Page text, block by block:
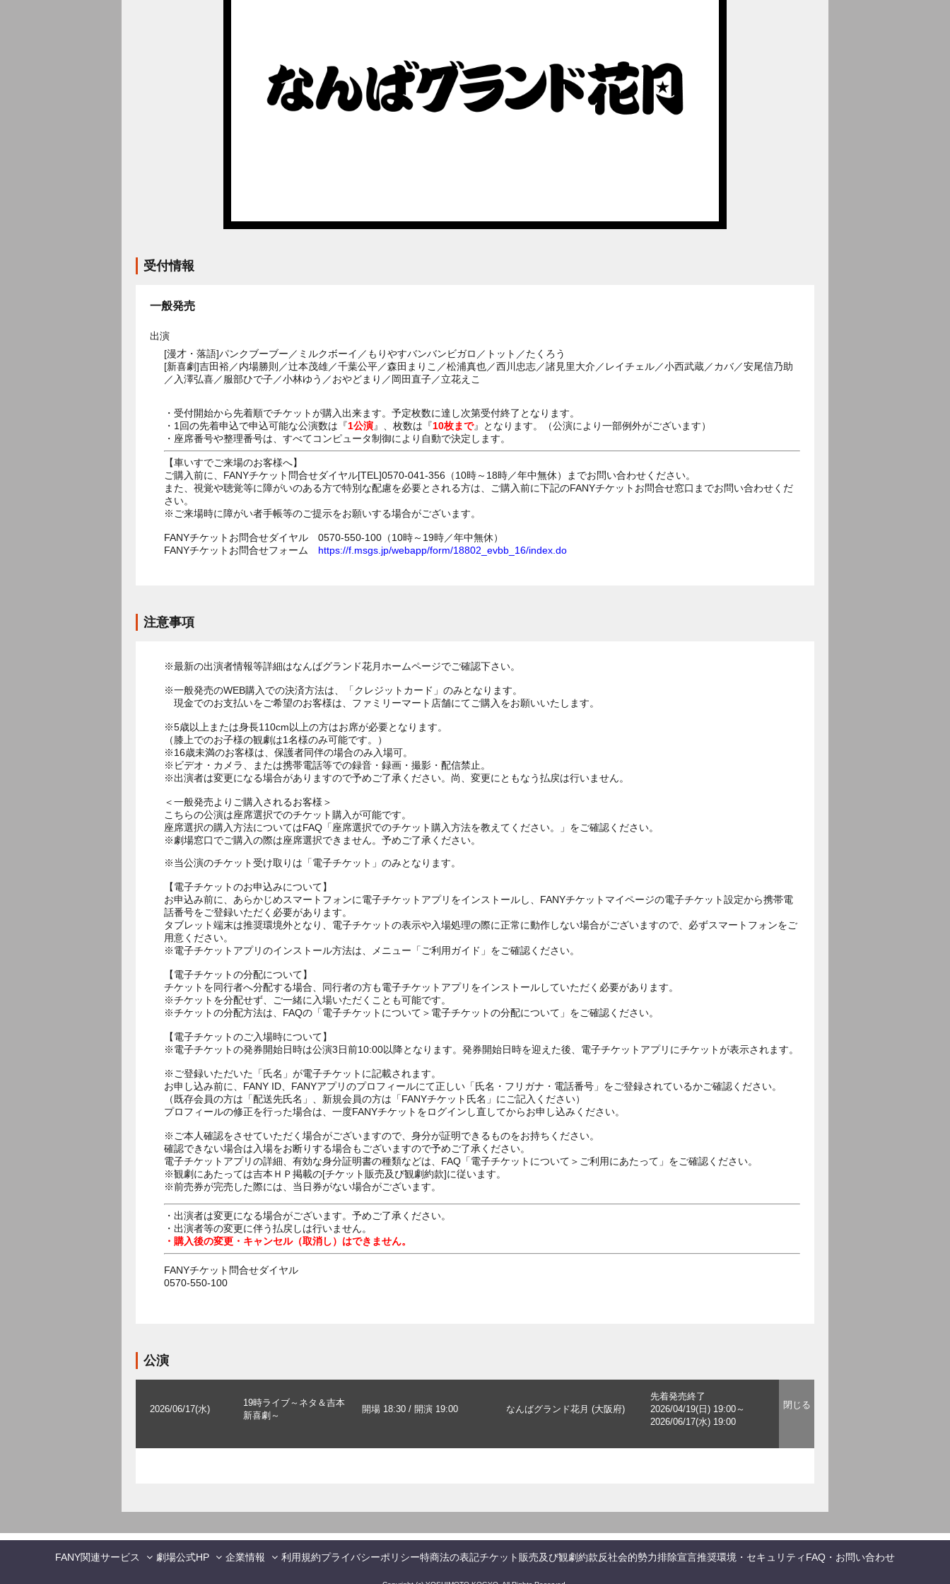
受付情報
一般発売
出演
[漫才・落語]パンクブーブー／ミルクボーイ／もりやすバンバンビガロ／トット／たくろう
[新喜劇]吉田裕／内場勝則／辻本茂雄／千葉公平／森田まりこ／松浦真也／西川忠志／諸見里大介／レイチェル／小西武蔵／カバ／安尾信乃助
／入澤弘喜／服部ひで子／小林ゆう／おやどまり／岡田直子／立花えこ
・受付開始から先着順でチケットが購入出来ます。予定枚数に達し次第受付終了となります。
・1回の先着申込で申込可能な公演数は『1公演』、枚数は『10枚まで』となります。（公演により一部例外がございます）
・座席番号や整理番号は、すべてコンピュータ制御により自動で決定します。
【車いすでご来場のお客様へ】
ご購入前に、FANYチケット問合せダイヤル[TEL]0570-041-356（10時～18時／年中無休）までお問い合わせください。
また、視覚や聴覚等に障がいのある方で特別な配慮を必要とされる方は、ご購入前に下記のFANYチケットお問合せ窓口までお問い合わせくだ
さい。
※ご来場時に障がい者手帳等のご提示をお願いする場合がございます。
FANYチケットお問合せダイヤル 0570-550-100（10時～19時／年中無休）
FANYチケットお問合せフォーム https://f.msgs.jp/webapp/form/18802_evbb_16/index.do
注意事項
※最新の出演者情報等詳細はなんばグランド花月ホームページでご確認下さい。
※一般発売のWEB購入での決済方法は、「クレジットカード」のみとなります。
現金でのお支払いをご希望のお客様は、ファミリーマート店舗にてご購入をお願いいたします。
※5歳以上または身長110cm以上の方はお席が必要となります。
（膝上でのお子様の観劇は1名様のみ可能です。）
※16歳未満のお客様は、保護者同伴の場合のみ入場可。
※ビデオ・カメラ、または携帯電話等での録音・録画・撮影・配信禁止。
※出演者は変更になる場合がありますので予めご了承ください。尚、変更にともなう払戻は行いません。
＜一般発売よりご購入されるお客様＞
こちらの公演は座席選択でのチケット購入が可能です。
座席選択の購入方法についてはFAQ「座席選択でのチケット購入方法を教えてください。」をご確認ください。
※劇場窓口でご購入の際は座席選択できません。予めご了承ください。
※当公演のチケット受け取りは「電子チケット」のみとなります。
【電子チケットのお申込みについて】
お申込み前に、あらかじめスマートフォンに電子チケットアプリをインストールし、FANYチケットマイページの電子チケット設定から携帯電
話番号をご登録いただく必要があります。
タブレット端末は推奨環境外となり、電子チケットの表示や入場処理の際に正常に動作しない場合がございますので、必ずスマートフォンをご
用意ください。
※電子チケットアプリのインストール方法は、メニュー「ご利用ガイド」をご確認ください。
【電子チケットの分配について】
チケットを同行者へ分配する場合、同行者の方も電子チケットアプリをインストールしていただく必要があります。
※チケットを分配せず、ご一緒に入場いただくことも可能です。
※チケットの分配方法は、FAQの「電子チケットについて＞電子チケットの分配について」をご確認ください。
【電子チケットのご入場時について】
※電子チケットの発券開始日時は公演3日前10:00以降となります。発券開始日時を迎えた後、電子チケットアプリにチケットが表示されます。
※ご登録いただいた「氏名」が電子チケットに記載されます。
お申し込み前に、FANY ID、FANYアプリのプロフィールにて正しい「氏名・フリガナ・電話番号」をご登録されているかご確認ください。
（既存会員の方は「配送先氏名」、新規会員の方は「FANYチケット氏名」にご記入ください）
プロフィールの修正を行った場合は、一度FANYチケットをログインし直してからお申し込みください。
※ご本人確認をさせていただく場合がございますので、身分が証明できるものをお持ちください。
確認できない場合は入場をお断りする場合もございますので予めご了承ください。
電子チケットアプリの詳細、有効な身分証明書の種類などは、FAQ「電子チケットについて＞ご利用にあたって」をご確認ください。
※観劇にあたっては吉本ＨＰ掲載の[チケット販売及び観劇約款]に従います。
※前売券が完売した際には、当日券がない場合がございます。
・出演者は変更になる場合がございます。予めご了承ください。
・出演者等の変更に伴う払戻しは行いません。
・購入後の変更・キャンセル（取消し）はできません。
FANYチケット問合せダイヤル
0570-550-100
公演
2026/06/17(水)
19時ライブ～ネタ＆吉本
新喜劇～
開場 18:30 / 開演 19:00 なんばグランド花月 (大阪府)
先着発売終了
2026/04/19(日) 19:00～
2026/06/17(水) 19:00
FANY関連サービス 劇場公式HP 企業情報 利用規約プライバシーポリシー特商法の表記チケット販売及び観劇約款反社会的勢力排除宣言推奨環境・セキュリティ FAQ・お問い合わせ